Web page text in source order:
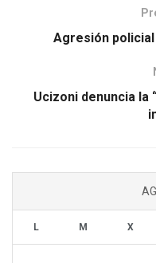
Agresión policial
Ucizoni denuncia la
L M X